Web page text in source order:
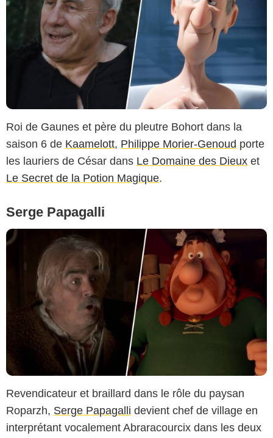
Roi de Gaunes et père du pleutre Bohort dans la
saison 6 de Kaamelott, Philippe Morier-Genoud porte
les lauriers de César dans Le Domaine des Dieux et
Le Secret de la Potion Magique.
Serge Papagalli
Revendicateur et braillard dans le rôle du paysan
Roparzh, Serge Papagalli devient chef de village en
interprétant vocalement Abraracourcix dans les deux